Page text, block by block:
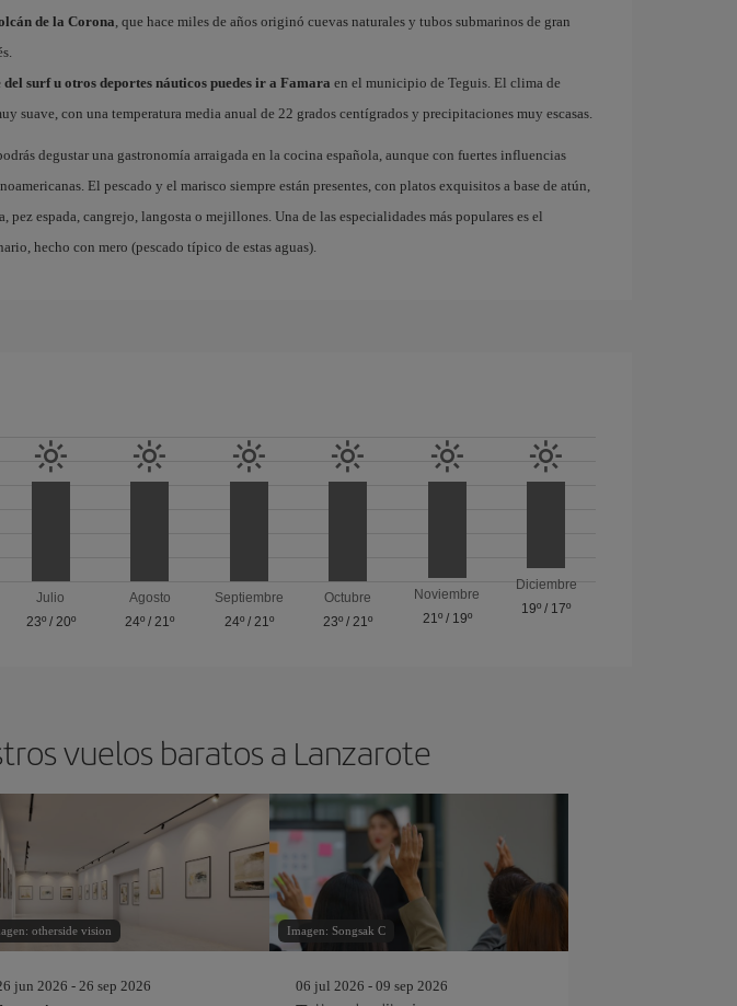
de la Corona, que hace miles de años originó cuevas naturales y tubos submarinos de gran
del surf u otros deportes náuticos puedes ir a Famara en el municipio de Teguis. El clima de
suave, con una temperatura media anual de 22 grados centígrados y precipitaciones muy escasas.
degustar una gastronomía arraigada en la cocina española, aunque con fuertes influencias
El pescado y el marisco siempre están presentes, con platos exquisitos a base de atún,
pez espada, cangrejo, langosta o mejillones. Una de las especialidades más populares es el
hecho con mero (pescado típico de estas aguas).
Julio
23º/ 20º
Agosto
24º /21º
Septiembre
24º/ 21º
Octubre
23º /21º
Noviembre
21º/ 19º
Diciembre
19º / 17º
vuelos baratos a Lanzarote
otherside vision
jun 2026 - 26 sep 2026
Imagen: Songsak C
06 jul 2026 - 09 sep 2026